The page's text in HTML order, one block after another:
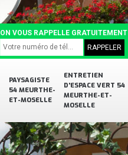
PAYSAGISTE
54 MEURTHE-
ET-MOSELLE
ENTRETIEN
D'ESPACE VERT 54
MEURTHE-ET-
MOSELLE
ON VOUS RAPPELLE GRATUITEMENT